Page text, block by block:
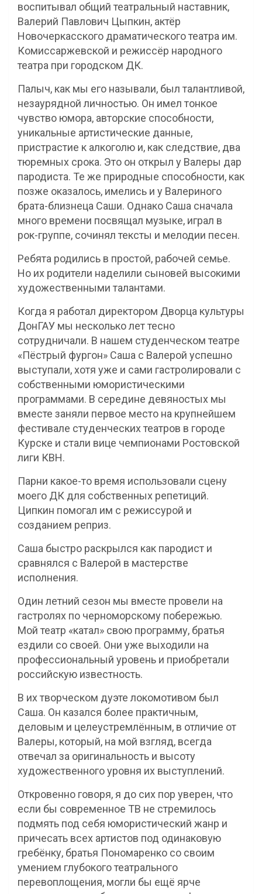
воспитывал общий театральный наставник,
Валерий Павлович Цыпкин, актёр
Новочеркасского драматического театра им.
Комиссаржевской и режиссёр народного
театра при городском ДК.
Палыч, как мы его называли, был талантливой,
незаурядной личностью. Он имел тонкое
чувство юмора, авторские способности,
уникальные артистические данные,
пристрастие к алкоголю и, как следствие, два
тюремных срока. Это он открыл у Валеры дар
пародиста. Те же природные способности, как
позже оказалось, имелись и у Валериного
брата-близнеца Саши. Однако Саша сначала
много времени посвящал музыке, играл в
рок-группе, сочинял тексты и мелодии песен.
Ребята родились в простой, рабочей семье.
Но их родители наделили сыновей высокими
художественными талантами.
Когда я работал директором Дворца культуры
ДонГАУ мы несколько лет тесно
сотрудничали. В нашем студенческом театре
«Пёстрый фургон» Саша с Валерой успешно
выступали, хотя уже и сами гастролировали с
собственными юмористическими
программами. В середине девяностых мы
вместе заняли первое место на крупнейшем
фестивале студенческих театров в городе
Курске и стали вице чемпионами Ростовской
лиги КВН.
Парни какое-то время использовали сцену
моего ДК для собственных репетиций.
Ципкин помогал им с режиссурой и
созданием реприз.
Саша быстро раскрылся как пародист и
сравнялся с Валерой в мастерстве
исполнения.
Один летний сезон мы вместе провели на
гастролях по черноморскому побережью.
Мой театр «катал» свою программу, братья
ездили со своей. Они уже выходили на
профессиональный уровень и приобретали
российскую известность.
В их творческом дуэте локомотивом был
Саша. Он казался более практичным,
деловым и целеустремлённым, в отличие от
Валеры, который, на мой взгляд, всегда
отвечал за оригинальность и высоту
художественного уровня их выступлений.
Откровенно говоря, я до сих пор уверен, что
если бы современное ТВ не стремилось
подмять под себя юмористический жанр и
причесать всех артистов под одинаковую
гребёнку, братья Пономаренко со своим
умением глубокого театрального
перевоплощения, могли бы ещё ярче